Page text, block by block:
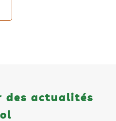
des actualités